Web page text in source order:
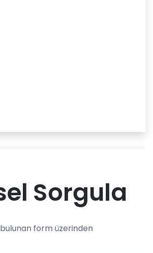
Sorgula
bulunan form üzerinden